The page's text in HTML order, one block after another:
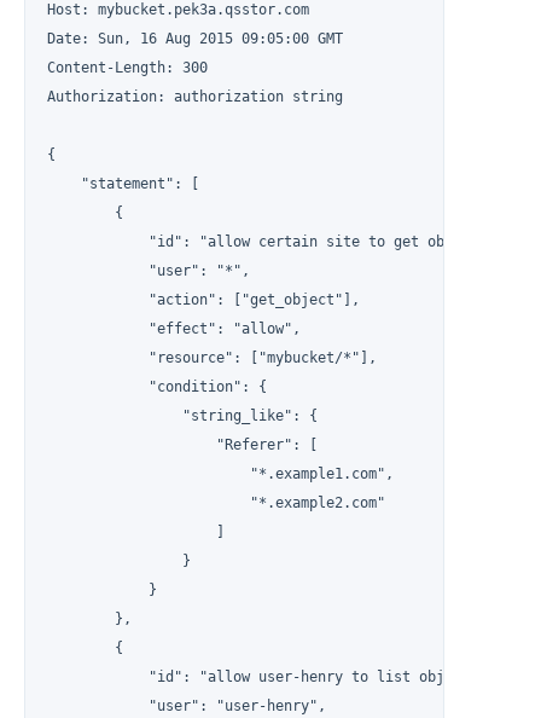
Host: mybucket.pek3a.qsstor.com
Date: Sun, 16 Aug 2015 09:05:00 GMT
Content-Length: 300
Authorization: authorization string
{
    "statement": [
        {
            "id": "allow certain site to get objects",
            "user": "*",
            "action": ["get_object"],
            "effect": "allow",
            "resource": ["mybucket/*"],
            "condition": {
                "string_like": {
                    "Referer": [
                        "*.example1.com",
                        "*.example2.com"
                }
            }
        },
        {
"id": "allow user-henry to list objects and
            "user": "user-henry",